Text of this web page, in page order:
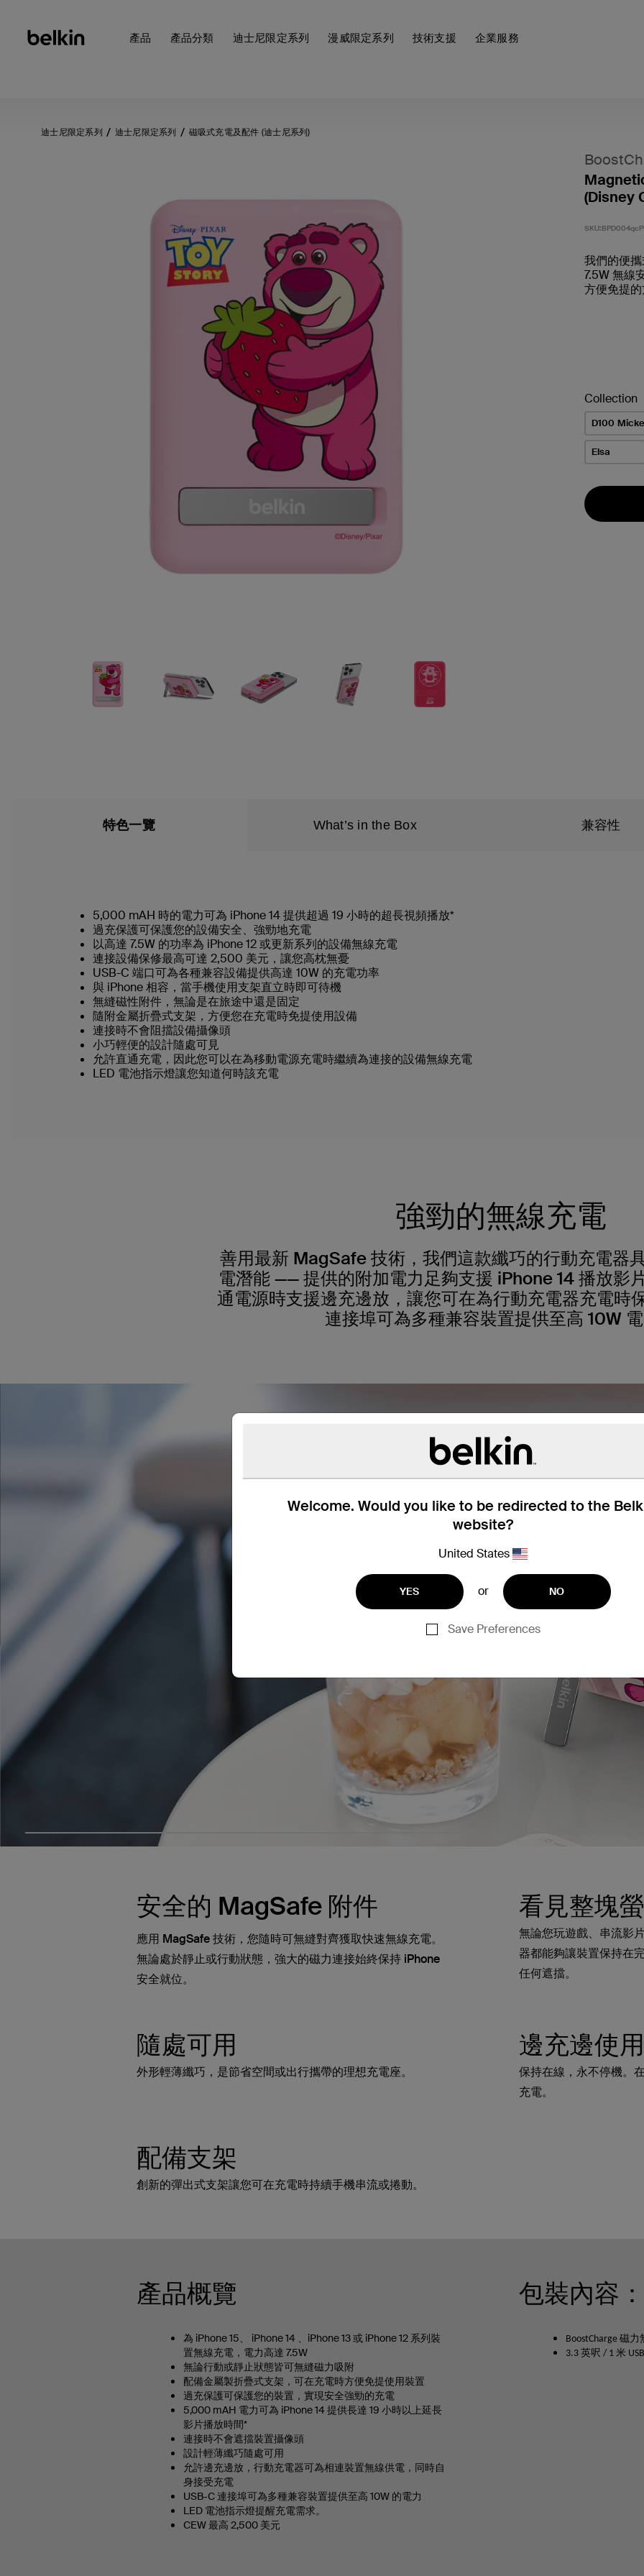
產品 產品分類 迪士尼限定系列 漫威限定系列 技術支援 企業服務
Welcome. Would you like to be redirected to the
website?
United States
YES or NO
Save Preferences
迪士尼限定系列 迪士尼限定系列 磁吸式充電及配件 (迪士尼系列)
(Disney
SKU:
我們的便
7.5W 無線
方便免提
Collection
D100
Elsa
特色一覽 What’s in the Box 兼容性
5,000 mAH 時的電力可為 iPhone 14 提供超過 19 小時的超長視頻播放*
過充保護可保護您的設備安全、強勁地充電
以高達 7.5W 的功率為 iPhone 12 或更新系列的設備無線充電
連接設備保修最高可達 2,500 美元，讓您高枕無憂
USB-C 端口可為各種兼容設備提供高達 10W 的充電功率
與 iPhone 相容，當手機使用支架直立時即可待機
無縫磁性附件，無論是在旅途中還是固定
隨附金屬折疊式支架，方便您在充電時免提使用設備
連接時不會阻擋設備攝像頭
小巧輕便的設計隨處可見
允許直通充電，因此您可以在為移動電源充電時繼續為連接的設備無線充電
LED 電池指示燈讓您知道何時該充電
強勁的無線充電
善用最新 MagSafe 技術，我們這款纖巧的行動充電器
電潛能 —— 提供的附加電力足夠支援 iPhone 14 播放影
通電源時支援邊充邊放，讓您可在為行動充電器充電時
連接埠可為多種兼容裝置提供至高 10W
安全的 MagSafe 附件
應用 MagSafe 技術，您隨時可無縫對齊獲取快速無線充電。
無論處於靜止或行動狀態，強大的磁力連接始終保持 iPhone
安全就位。
看見整塊
無論您玩遊戲、串流影
器都能夠讓裝置保持在
任何遮擋。
隨處可用
外形輕薄纖巧，是節省空間或出行攜帶的理想充電座。
邊充邊使用
保持在線，永不停機。
充電。
配備支架
創新的彈出式支架讓您可在充電時持續手機串流或捲動。
產品概覽
為 iPhone 15、 iPhone 14 、iPhone 13 或 iPhone 12 系列裝
置無線充電，電力高達 7.5W
無論行動或靜止狀態皆可無縫磁力吸附
配備金屬製折疊式支架，可在充電時方便免提使用裝置
過充保護可保護您的裝置，實現安全強勁的充電
5,000 mAH 電力可為 iPhone 14 提供長達 19 小時以上延長
影片播放時間*
連接時不會遮擋裝置攝像頭
設計輕薄纖巧隨處可用
允許邊充邊放，行動充電器可為相連裝置無線供電，同時自
身接受充電
USB-C 連接埠可為多種兼容裝置提供至高 10W 的電力
LED 電池指示燈提醒充電需求。
CEW 最高 2,500 美元
包裝內容：
BoostCharge 磁
3.3 英呎 / 1 米